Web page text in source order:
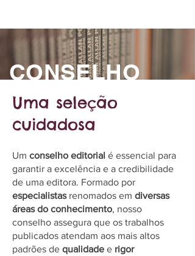
CONSELHO
Uma seleção
cuidadosa
Um conselho editorial é essencial para
garantir a excelência e a credibilidade
de uma editora. Formado por
especialistas renomados em diversas
áreas do conhecimento, nosso
conselho assegura que os trabalhos
publicados atendam aos mais altos
padrões de qualidade e rigor